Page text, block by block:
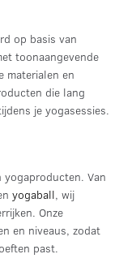
op basis van
toonaangevende
materialen en
die lang
je yogasessies.
yogaproducten. Van
yogaball, wij
Onze
en niveaus, zodat
past.